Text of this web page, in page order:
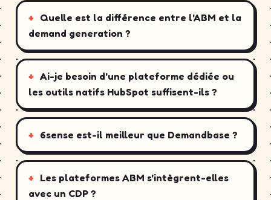
Quelle est la différence entre l'ABM et la
demand generation ?
Ai-je besoin d'une plateforme dédiée ou
les outils natifs HubSpot suffisent-ils ?
6sense est-il meilleur que Demandbase ?
Les plateformes ABM s'intègrent-elles
avec un CDP ?